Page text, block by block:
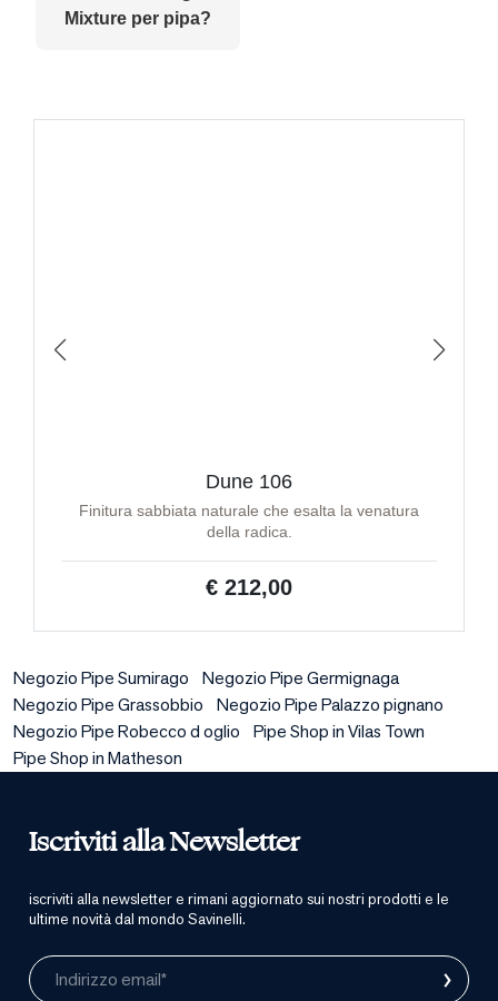
Mixture per pipa?
Dune 106
Finitura sabbiata naturale che esalta la venatura
della radica.
€ 212,00
Negozio Pipe Sumirago
Negozio Pipe Germignaga
Negozio Pipe Grassobbio
Negozio Pipe Palazzo pignano
Negozio Pipe Robecco d oglio
Pipe Shop in Vilas Town
Pipe Shop in Matheson
Iscriviti alla Newsletter
iscriviti alla newsletter e rimani aggiornato sui nostri prodotti e le
ultime novità dal mondo Savinelli.
Indirizzo email* ›